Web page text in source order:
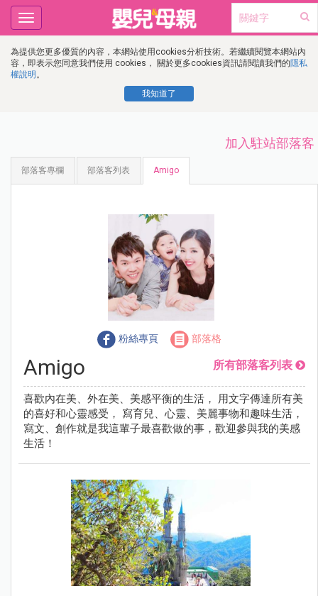
為提供您更多優質的內容，本網站使用cookies分析技術。若繼續閱覽本網站內
容，即表示您同意我們使用 cookies， 關於更多cookies資訊請閱讀我們的隱私
權說明 。
我知道了
Toggle
navigation
加入駐站部落客
部落客專欄 部落客列表 Amigo
粉絲專頁 部落格
Amigo 所有部落客列表
喜歡內在美、外在美、美感平衡的生活， 用文字傳達所有美
的喜好和心靈感受， 寫育兒、心靈、美麗事物和趣味生活，
寫文、創作就是我這輩子最喜歡做的事，歡迎參與我的美感
生活！